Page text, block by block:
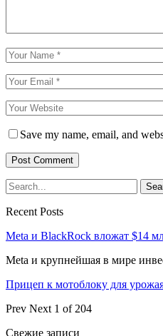
Save my name, email, and
Recent Posts
Meta и BlackRock вложат $14
Meta и крупнейшая в мире
Прицеп к мотоблоку для
Prev Next 1 of 204
Свежие записи